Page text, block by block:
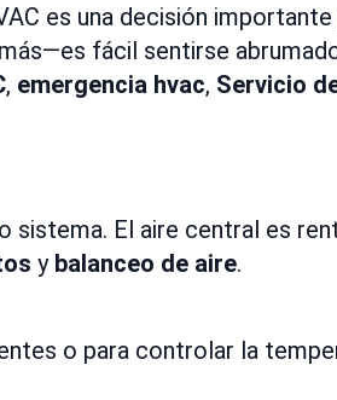
es una decisión
fácil sentirse
, emergencia hvac, Servicio
sistema. El aire central es
y balanceo de aire.
o para controlar la